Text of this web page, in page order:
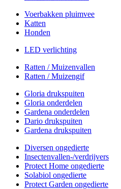
Voerbakken pluimvee
Katten
Honden
LED verlichting
Ratten / Muizenvallen
Ratten / Muizengif
Gloria drukspuiten
Gloria onderdelen
Gardena onderdelen
Dario drukspuiten
Gardena drukspuiten
Diversen ongedierte
Insectenvallen-/verdrijvers
Protect Home ongedierte
Solabiol ongedierte
Protect Garden ongedierte